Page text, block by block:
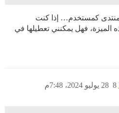
كمستخدم… إذا كنت
الميزة، فهل يمكنني تعطيلها في
28 يوليو 2024، 7:48م 8